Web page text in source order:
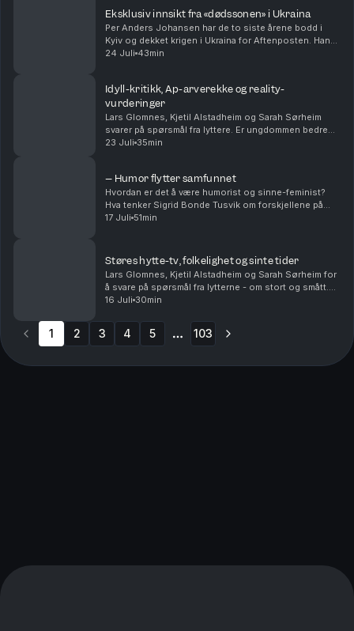
Eksklusiv innsikt fra «dødssonen» i Ukraina
Per Anders Johansen har de to siste årene bodd i
Kyiv og dekket krigen i Ukraina for Aftenposten. Han
har vært ved fronten og møtt mennesker som har gått
24 Juli 43min
Idyll-kritikk, Ap-arverekke og reality-
vurderinger
Lars Glomnes, Kjetil Alstadheim og Sarah Sørheim
svarer på spørsmål fra lyttere. Er ungdommen bedre
eller verre enn tidligere? Hvem og hvordan tar noen
23 Juli 35min
– Humor flytter samfunnet
Hvordan er det å være humorist og sinne-feminist?
Hva tenker Sigrid Bonde Tusvik om forskjellene på
kvinner og menn som komikere? Er det egentlig lov til
17 Juli 51min
Støres hytte-tv, folkelighet og sinte tider
Lars Glomnes, Kjetil Alstadheim og Sarah Sørheim for
å svare på spørsmål fra lytterne - om stort og smått.
Hvor stor skal en hytte-tv være? Er det mulig å være
16 Juli 30min
1 2 3 4 5 103